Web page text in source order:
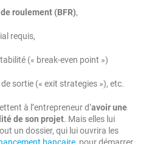
roulement (BFR),
requis,
(« break-even point »)
sortie (« exit strategies »), etc.
à l’entrepreneur d’avoir une
de son projet. Mais elles lui
un dossier, qui lui ouvrira les